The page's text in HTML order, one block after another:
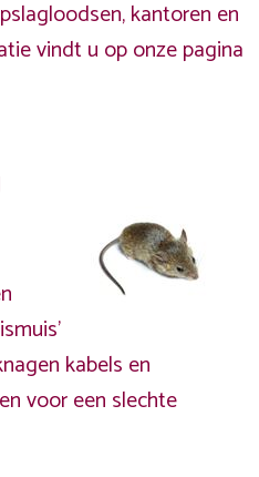
kantoren en
vindt u op onze pagina
kabels en
voor een slechte